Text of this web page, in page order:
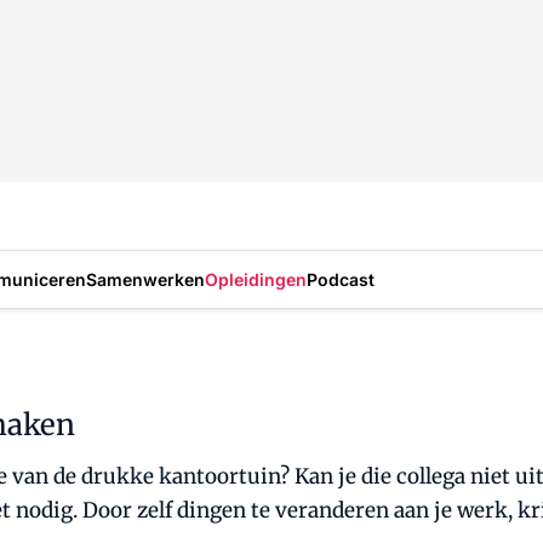
SamenwerkenOpleidingenPodcast
van de drukke kantoortuin? Kan je die collega niet
nodig. Door zelf dingen te veranderen aan je werk,